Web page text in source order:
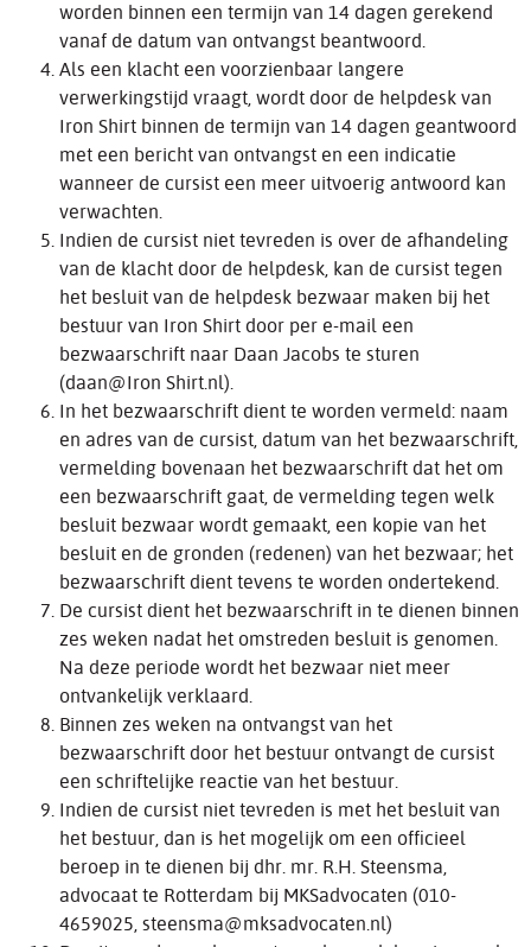
worden binnen een termijn van 14 dagen gerekend
vanaf de datum van ontvangst beantwoord.
Als een klacht een voorzienbaar langere
verwerkingstijd vraagt, wordt door de helpdesk van
Iron Shirt binnen de termijn van 14 dagen geantwoord
met een bericht van ontvangst en een indicatie
wanneer de cursist een meer uitvoerig antwoord kan
verwachten.
Indien de cursist niet tevreden is over de afhandeling
van de klacht door de helpdesk, kan de cursist tegen
het besluit van de helpdesk bezwaar maken bij het
bestuur van Iron Shirt door per e-mail een
bezwaarschrift naar Daan Jacobs te sturen
(daan@Iron Shirt.nl).
In het bezwaarschrift dient te worden vermeld: naam
en adres van de cursist, datum van het bezwaarschrift,
vermelding bovenaan het bezwaarschrift dat het om
een bezwaarschrift gaat, de vermelding tegen welk
besluit bezwaar wordt gemaakt, een kopie van het
besluit en de gronden (redenen) van het bezwaar; het
bezwaarschrift dient tevens te worden ondertekend.
De cursist dient het bezwaarschrift in te dienen binnen
zes weken nadat het omstreden besluit is genomen.
Na deze periode wordt het bezwaar niet meer
ontvankelijk verklaard.
Binnen zes weken na ontvangst van het
bezwaarschrift door het bestuur ontvangt de cursist
een schriftelijke reactie van het bestuur.
Indien de cursist niet tevreden is met het besluit van
het bestuur, dan is het mogelijk om een officieel
beroep in te dienen bij dhr. mr. R.H. Steensma,
advocaat te Rotterdam bij MKSadvocaten (010-
4659025, steensma@mksadvocaten.nl)